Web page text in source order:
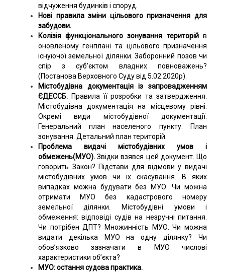
відчуження будинків і споруд.
Нові правила зміни цільового призначення для
забудови.
Колізія функціонального зонування територійв
оновленому генплані та цільового призначення
існуючої земельної ділянки. Заборонний позов чи
спір з суб'єктом владних повноважень?
(Постанова Верховного Суду від 5.02.2020р).
Містобудівна документаціяіз запровадженням
ЄДЕССБ.Правила її розробки та затвердження.
Містобудівна документація на місцевому рівні.
Окремі види містобудівної документації.
Генеральний план населеного пункту. План
зонування. Детальний план територій.
Проблема видачі містобудівних умов і
обмежень(МУО).Звідки взявся цей документ. Що
говорить Закон? Підстави для відмови у видачі
містобудівних умов чи їх скасування. В яких
випадках можна будувати без МУО. Чи можна
отримати МУО без кадастрового номеру
земельної ділянки. Містобудівні умови і
обмеження: відповіді судів на незручні питання.
Чи потрібен ДПТ? Множинність МУО. Чи можна
видати декілька МУО на одну ділянку? Чи
обов’язково зазначати в МУО числові
характеристики об’єкта?
МУО: остання судова практика.